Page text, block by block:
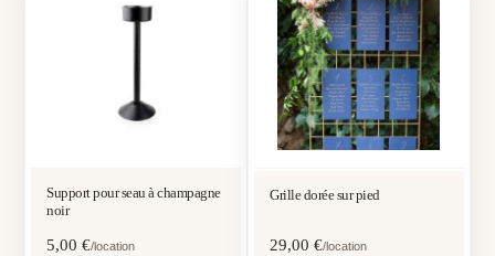
Support pour seau à champagne
noir
5,00€/location
Grille dorée sur pied
29,00 €/location